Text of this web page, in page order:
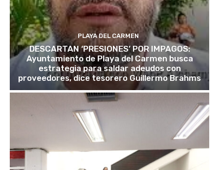
PLAYA DEL CARMEN
DESCARTAN ‘PRESIONES’ POR IMPAGOS:
Ayuntamiento de Playa del Carmen busca
estrategia para saldar adeudos con
proveedores, dice tesorero Guillermo Brahms